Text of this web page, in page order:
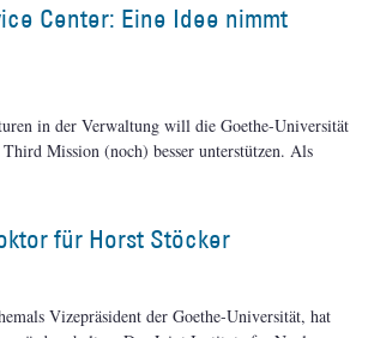
Center: Eine Idee nimmt
in der Verwaltung will die Goethe-Universität
Mission (noch) besser unterstützen. Als
für Horst Stöcker
Vizepräsident der Goethe-Universität, hat